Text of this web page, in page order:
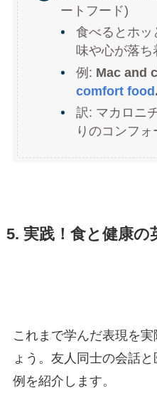
ートフード)
食べるとホッ
味や心が落ち
例: Mac and
comfort food.
訳: マカロニ
りのコンフォ
5. 実践！食と健康の
これまで学んだ表現を
ょう。友人同士の会話
例を紹介します。